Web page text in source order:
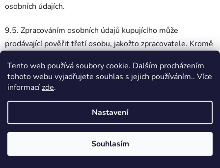
Tento web používá soubory cookie. Dalším procházením
tohoto webu vyjadřujete souhlas s jejich používáním.. Více
informacízde.
Nastavení
Souhlasím
osobních údajích.
9.5. Zpracováním osobních údajů kupujícího může
prodávající pověřit třetí osobu, jakožto zpracovatele. Kromě
bez předchozího souhlasu kupujícího předávány třetím
osobám.
9.6. Osobní údaje budou zpracovávány po dobu neurčitou.
Osobní údaje budou zpracovávány v elektronické podobě
automatizovaným způsobem nebo v tištěné podobě
neautomatizovaným způsobem.